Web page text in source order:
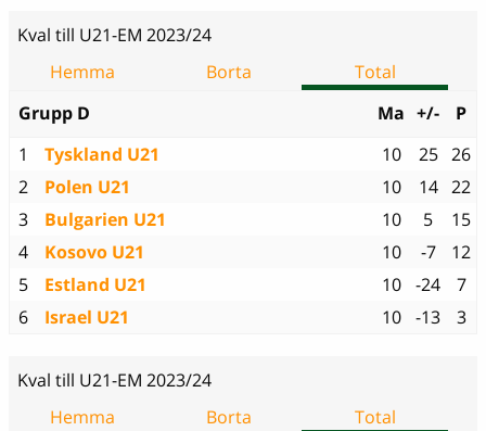
Kval till U21-EM 2023/24
Hemma
Borta
Total
Grupp D
Ma +/-
P
1
Tyskland U21 10 25 26
2
Polen U21 10 14 22
3
Bulgarien U21 10 5
15
4
Kosovo U21 10 -7
12
5
Estland U21 10 -24
7
6
Israel U21 10 -13 3
Kval till U21-EM 2023/24
Hemma
Borta
Total